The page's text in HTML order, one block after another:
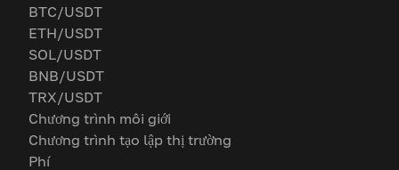
BTC/USDT
ETH/USDT
SOL/USDT
BNB/USDT
TRX/USDT
Chương trình môi giới
Chương trình tạo lập thị trường
Phí